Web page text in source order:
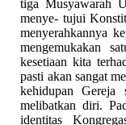
tiga Musyawarah
menye- tujui
menyerahkannya
mengemukakan
kesetiaan kita
pasti akan sangat
kehidupan Gereja
melibatkan diri.
identitas